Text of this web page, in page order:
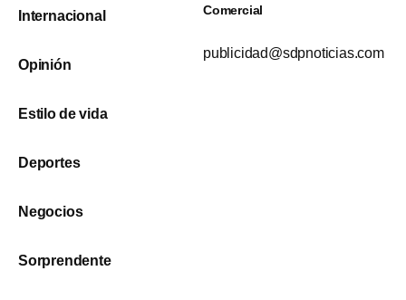
Internacional
Opinión
Estilo de vida
Deportes
Negocios
Sorprendente
Comercial
publicidad@sdpnoticias.com